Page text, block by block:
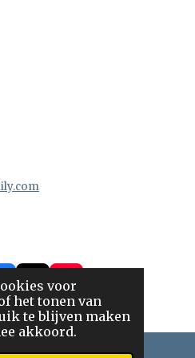
voor
het tonen van
te blijven maken
akkoord.
T
i
k
T
Y
o
u
T
BV